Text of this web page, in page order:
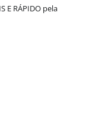
E RÁPIDO pela